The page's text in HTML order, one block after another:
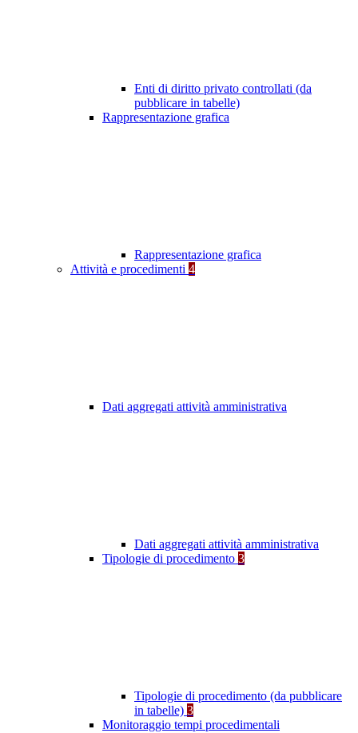
Enti di diritto privato controllati (da
pubblicare in tabelle)
Rappresentazione grafica
Rappresentazione grafica
Attività e procedimenti 4
Dati aggregati attività amministrativa
Dati aggregati attività amministrativa
Tipologie di procedimento 3
Tipologie di procedimento (da pubblicare
in tabelle) 3
Monitoraggio tempi procedimentali